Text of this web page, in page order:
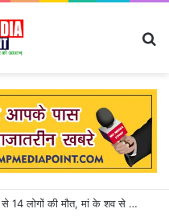
कुदरत का कहर: आकाशीय बिजली गिरने से 14 लोगों की मौत, मां के शव से लिपटकर बिलखते रहे तीन मासूम